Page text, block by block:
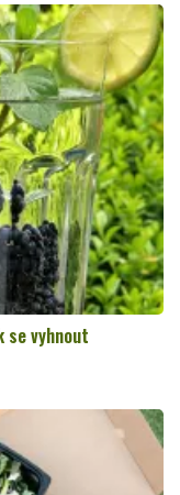
se vyhnout